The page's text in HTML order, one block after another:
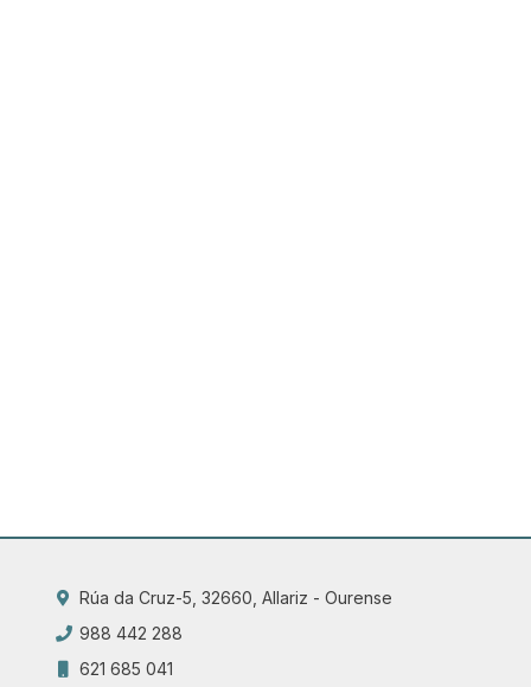
Rúa da Cruz-5, 32660, Allariz - Ourense
988 442 288
621 685 041